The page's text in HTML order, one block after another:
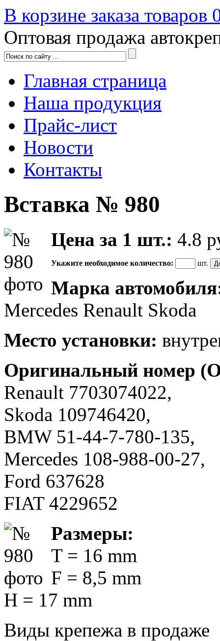
В корзине заказа товаров
Оптовая продажа
Главная страница
Наша продукция
Прайс-лист
Новости
Контакты
Вставка № 980
Цена за 1 шт.: 4.8
Укажите необходимое количество: шт.
Марка
Mercedes Renault Skoda
Место установки:
Оригинальный номер
Renault 7703074022,
Skoda 109746420,
BMW 51-44-7-780-135,
Mercedes 108-988-00-27,
Ford 637628
FIAT 4229652
Размеры:
T = 16 mm
F = 8,5 mm
H = 17 mm
Виды крепежа в продаже